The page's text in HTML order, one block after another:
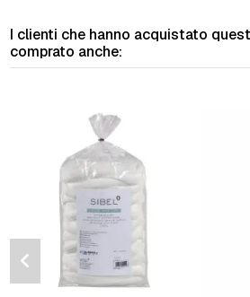
I clienti che hanno acquistato
comprato anche: